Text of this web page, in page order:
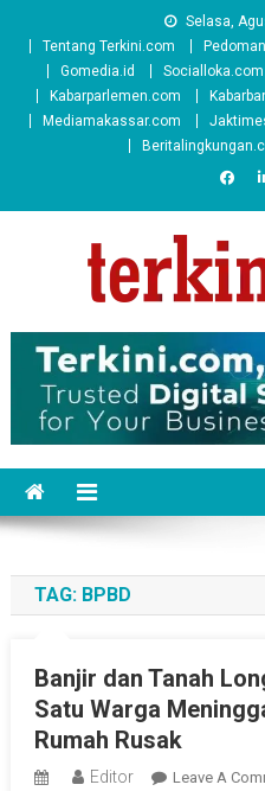
Selasa,
Tentang Terkini.com
Gomedia.id
Socialloka.com
Kabarparlemen.com
Mediamakassar.com
TAG: BPBD
Banjir dan Tanah
Satu Warga
Rumah Rusak
Editor Leave A